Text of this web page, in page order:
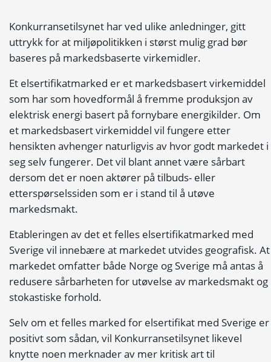
Konkurransetilsynet har ved ulike anledninger, gitt
uttrykk for at miljøpolitikken i størst mulig grad bør
baseres på markedsbaserte virkemidler.
Et elsertifikatmarked er et markedsbasert virkemiddel
som har som hovedformål å fremme produksjon av
elektrisk energi basert på fornybare energikilder. Om
et markedsbasert virkemiddel vil fungere etter
hensikten avhenger naturligvis av hvor godt markedet i
seg selv fungerer. Det vil blant annet være sårbart
dersom det er noen aktører på tilbuds- eller
etterspørselssiden som er i stand til å utøve
markedsmakt.
Etableringen av det et felles elsertifikatmarked med
Sverige vil innebære at markedet utvides geografisk. At
markedet omfatter både Norge og Sverige må antas å
redusere sårbarheten for utøvelse av markedsmakt og
stokastiske forhold.
Selv om et felles marked for elsertifikat med Sverige er
positivt som sådan, vil Konkurransetilsynet likevel
knytte noen merknader av mer kritisk art til